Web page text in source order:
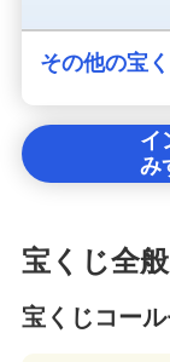
その他の宝
イ
み
宝くじ全
宝くじコー